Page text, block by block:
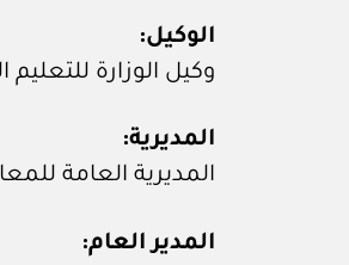
الوكيل:
وكيل الوزارة للتعليم
المديرية:
المديرية العامة
المدير العام: